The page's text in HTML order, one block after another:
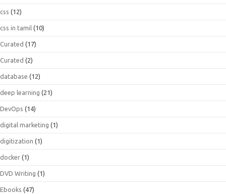
css (12)
css in tamil (10)
Curated (17)
Curated (2)
database (12)
deep learning (21)
DevOps (14)
digital marketing (1)
digitization (1)
docker (1)
DVD Writing (1)
Ebooks (47)